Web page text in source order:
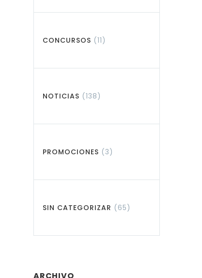
CONCURSOS (11)
NOTICIAS (138)
PROMOCIONES (3)
SIN CATEGORIZAR (65)